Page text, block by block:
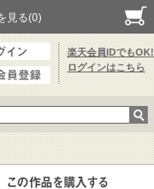
見る(0)
楽天会員IDでもOK!
ログインはこちら